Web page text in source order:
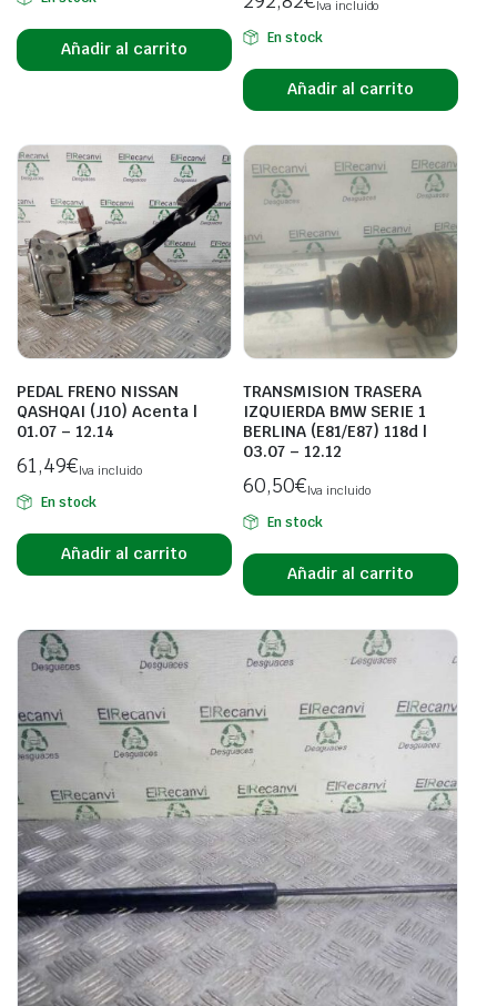
Añadir al carrito
Iva incluido
En stock
Añadir al carrito
PEDAL FRENO NISSAN
QASHQAI (J10) Acenta |
01.07 – 12.14
61,49€Iva incluido
En stock
Añadir al carrito
TRANSMISION TRASERA
IZQUIERDA BMW SERIE 1
BERLINA (E81/E87) 118d |
03.07 – 12.12
60,50€Iva incluido
En stock
Añadir al carrito